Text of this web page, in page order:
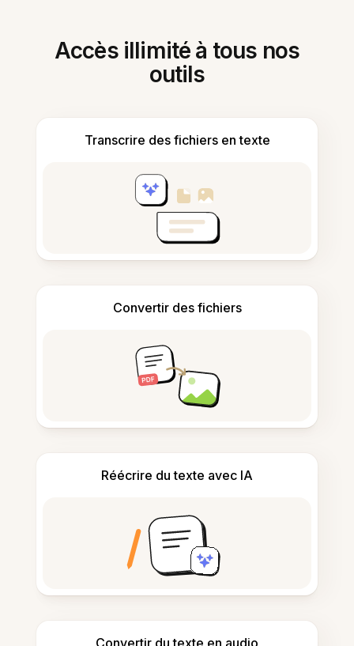
Accès illimité à tous nos
outils
Transcrire des fichiers en texte
Convertir des fichiers
Réécrire du texte avec IA